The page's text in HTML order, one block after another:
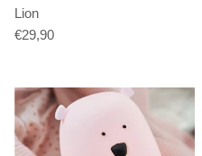
Lion
€29,90